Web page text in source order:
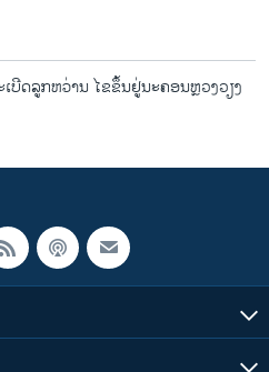
ບີດ​ລູກ​ຫວ່ານ ໄຂຂຶ້ນຢູ່​ນະຄອນຫຼວງວຽງ​